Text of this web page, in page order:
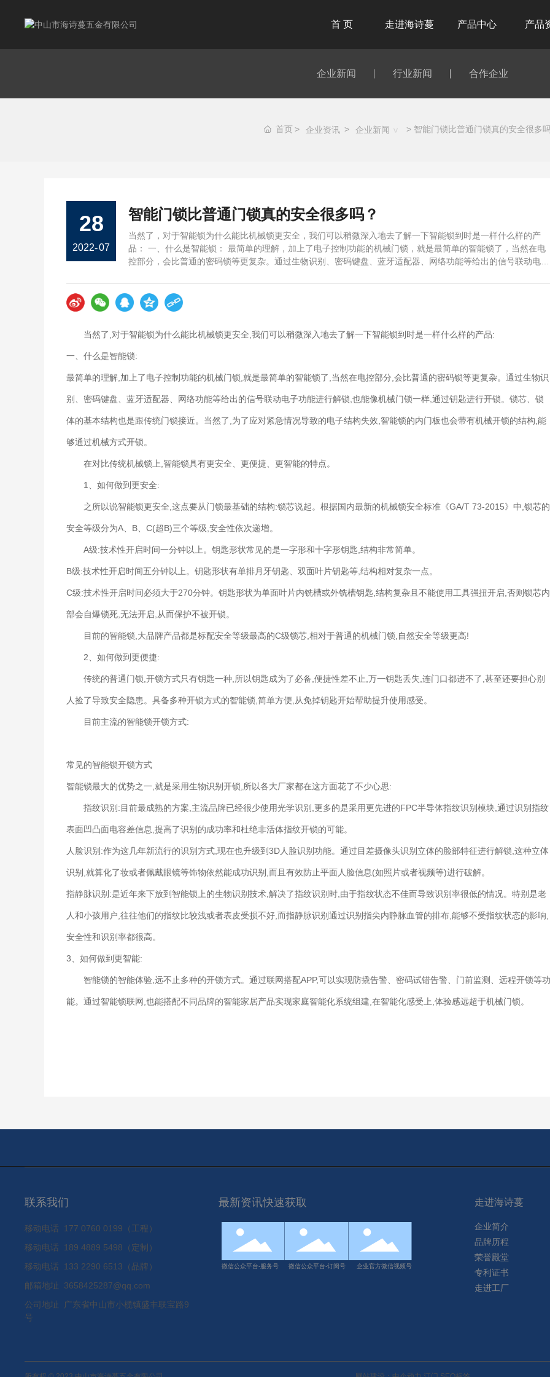
首 页 走进海诗蔓
品牌历程
走进工厂
产品中心
锁体锁芯
移门五金
产品
企业新闻 行业新闻 合作企业
首页 企业资讯 企业新闻 智能门锁比普通门锁真的安全很多
28
2022-07
智能门锁比普通门锁真的安全很多吗？
当然了，对于智能锁为什么能比机械锁更安全，我们可以稍微深入地去了解一下智能锁到时是一样什么样的产
品： 一、什么是智能锁： 最简单的理解，加上了电子控制功能的机械门锁，就是最简单的智能锁了，当然在电
控部分，会比普通的密码锁等更复杂。通过生物识别、密码键盘、蓝牙适配器、网络功能等给出的信号联动电子
了，为了应对紧急情况导致的电子结构失效，智能锁的内门板也会带有机械开锁的结构，能够通过机械方式开
锁。 在对比传统机械锁上，智能锁具有更安全、更便捷、更智能的特点。 1、如何做到更安全： 之所以说智能
锁更安全，这点要从门锁最基础的结构：锁芯说起。根据国内最新的机械锁安全标准《GA/T 73-2015》中，锁
常见的是一字形和十字形钥匙，结构非常简单。 B级：技术性开启时间五分钟以上。钥匙形状有单排月牙钥匙、
双面叶片钥匙等，结构相对复杂一点。 C级：技术性开启时间必须大于270分钟。钥匙形状为单面叶片内铣槽或
目前的智能锁，大品牌产品都是标配安全等级最高的C级锁芯，相对于普通的机械门锁，自然安全等级更高！
匙丢失，连门口都进不了，甚至还要担心别人捡了导致安全隐患。具备多种开锁方式的智能锁，简单方便，从免
掉钥匙开始帮助提升使用感受。 目前主流的智能锁开锁方式： 常见的智能锁开锁方式 智能锁最大的优势之一，
经很少使用光学识别，更多的是采用更先进的FPC半导体指纹识别模块，通过识别指纹表面凹凸面电容差信息，
D人脸识别功能。通过目差摄像头识别立体的脸部特征进行解锁，这种立体识别，就算化了妆或者佩戴眼镜等饰
物依然能成功识别，而且有效防止平面人脸信息（如照片或者视频等）进行破解。 指静脉识别：是近年来下放
孩用户，往往他们的指纹比较浅或者表皮受损不好，而指静脉识别通过识别指尖内静脉血管的排布，能够不受指
过联网搭配APP，可以实现防撬告警、密码试错告警、门前监测、远程开锁等功能。通过智能锁联网，也能搭配
不同品牌的智能家居产品实现家庭智能化系统组建，在智能化感受上，体验感远超于机械门锁。
当然了,对于智能锁为什么能比机械锁更安全,我们可以稍微深入地去了解一下智能锁到时是一样什么样的产品:
一、什么是智能锁:
最简单的理解,加上了电子控制功能的机械门锁,就是最简单的智能锁了,当然在电控部分,会比普通的密码锁等更复杂。通过生物识
别、密码键盘、蓝牙适配器、网络功能等给出的信号联动电子功能进行解锁,也能像机械门锁一样,通过钥匙进行开锁。锁芯、锁
体的基本结构也是跟传统门锁接近。当然了,为了应对紧急情况导致的电子结构失效,智能锁的内门板也会带有机械开锁的结构,能
够通过机械方式开锁。
在对比传统机械锁上,智能锁具有更安全、更便捷、更智能的特点。
1、如何做到更安全:
之所以说智能锁更安全,这点要从门锁最基础的结构:锁芯说起。根据国内最新的机械锁安全标准《GA/T 73-2015》中,锁芯的
安全等级分为A、B、C(超B)三个等级,安全性依次递增。
A级:技术性开启时间一分钟以上。钥匙形状常见的是一字形和十字形钥匙,结构非常简单。
B级:技术性开启时间五分钟以上。钥匙形状有单排月牙钥匙、双面叶片钥匙等,结构相对复杂一点。
C级:技术性开启时间必须大于270分钟。钥匙形状为单面叶片内铣槽或外铣槽钥匙,结构复杂且不能使用工具强扭开启,否则锁芯内
部会自爆锁死,无法开启,从而保护不被开锁。
目前的智能锁,大品牌产品都是标配安全等级最高的C级锁芯,相对于普通的机械门锁,自然安全等级更高!
2、如何做到更便捷:
传统的普通门锁,开锁方式只有钥匙一种,所以钥匙成为了必备,便捷性差不止,万一钥匙丢失,连门口都进不了,甚至还要担心别
人捡了导致安全隐患。具备多种开锁方式的智能锁,简单方便,从免掉钥匙开始帮助提升使用感受。
目前主流的智能锁开锁方式:
常见的智能锁开锁方式
智能锁最大的优势之一,就是采用生物识别开锁,所以各大厂家都在这方面花了不少心思:
指纹识别:目前最成熟的方案,主流品牌已经很少使用光学识别,更多的是采用更先进的FPC半导体指纹识别模块,通过识别指纹
表面凹凸面电容差信息,提高了识别的成功率和杜绝非活体指纹开锁的可能。
人脸识别:作为这几年新流行的识别方式,现在也升级到3D人脸识别功能。通过目差摄像头识别立体的脸部特征进行解锁,这种立体
识别,就算化了妆或者佩戴眼镜等饰物依然能成功识别,而且有效防止平面人脸信息(如照片或者视频等)进行破解。
指静脉识别:是近年来下放到智能锁上的生物识别技术,解决了指纹识别时,由于指纹状态不佳而导致识别率很低的情况。特别是老
人和小孩用户,往往他们的指纹比较浅或者表皮受损不好,而指静脉识别通过识别指尖内静脉血管的排布,能够不受指纹状态的影响,
安全性和识别率都很高。
3、如何做到更智能:
智能锁的智能体验,远不止多种的开锁方式。通过联网搭配APP,可以实现防撬告警、密码试错告警、门前监测、远程开锁等功
能。通过智能锁联网,也能搭配不同品牌的智能家居产品实现家庭智能化系统组建,在智能化感受上,体验感远超于机械门锁。
联系我们
移动电话 177 0760 0199（工程）
移动电话 189 4889 5498（定制）
移动电话 133 2290 6513（品牌）
邮箱地址 3658425287@qq.com
公司地址 广东省中山市小榄镇盛丰联宝路9
号
最新资讯快速获取
微信公众平台-服务号 微信公众平台-订阅号 企业官方微信视频号
走进海诗蔓
企业简介
品牌历程
荣誉殿堂
专利证书
走进工厂